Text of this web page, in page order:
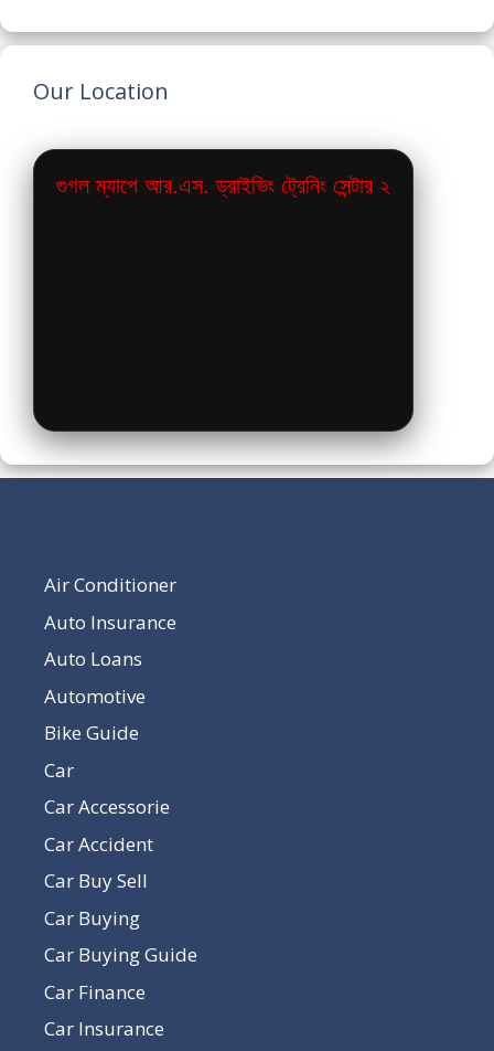
Our Location
গুগল ম্যাপে আর.এস. ড্রাইভিং ট্রেনিং সেন্টার ২
Air Conditioner
Auto Insurance
Auto Loans
Automotive
Bike Guide
Car
Car Accessorie
Car Accident
Car Buy Sell
Car Buying
Car Buying Guide
Car Finance
Car Insurance